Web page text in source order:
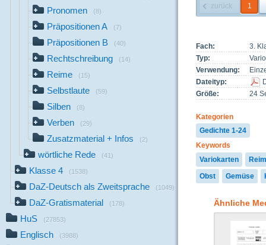
Pronomen (8)
Präpositionen A (7)
Präpositionen B (40)
Rechtschreibung (14)
Reime (15)
Selbstlaute (59)
Silben (8)
Verben (29)
Zusatzmaterial + Infos (2)
wörtliche Rede (41)
Klasse 4 (1538)
DaZ-Deutsch als Zweitsprache (1049)
DaZ-Gratismaterial (178)
HuS (27853)
Englisch (3988)
zurück 1
Fach:
3.
Typ:
Verwendung:
Dateityp:
Größe:
24
Kategorien
Gedichte 1-24
Keywords
Variokarten
Reim
Obst
Gemüse
Ähnliche